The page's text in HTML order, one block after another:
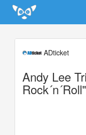
Update cookies preferences
ADticket
Andy Lee
Rock´n´Roll"